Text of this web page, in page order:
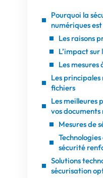
Pourquoi la
numériques
Les raisons
L’impact sur
Les mesures
Les principales
fichiers
Les meilleures
vos
Mesures de
sécurité
Solutions
sécurisation